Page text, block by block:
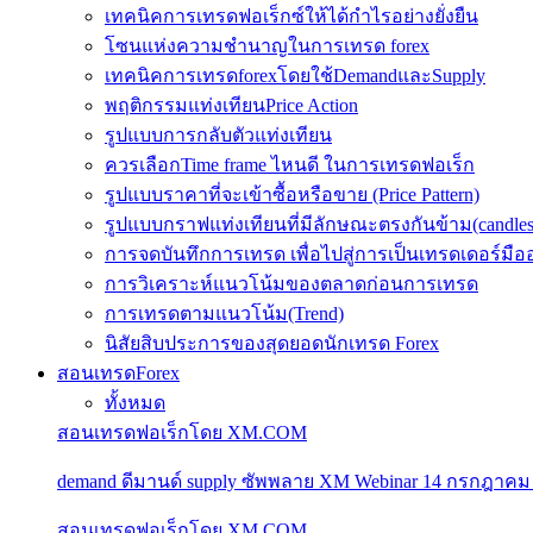
เทคนิคการเทรดฟอเร็กซ์ให้ได้กำไรอย่างยั่งยืน
โซนแห่งความชำนาญในการเทรด forex
เทคนิคการเทรดforexโดยใช้DemandและSupply
พฤติกรรมแท่งเทียนPrice Action
รูปแบบการกลับตัวแท่งเทียน
ควรเลือกTime frame ไหนดี ในการเทรดฟอเร็ก
รูปแบบราคาที่จะเข้าซื้อหรือขาย (Price Pattern)
รูปแบบกราฟแท่งเทียนที่มีลักษณะตรงกันข้าม
การจดบันทึกการเทรด เพื่อไปสู่การเป็นเทรดเดอร์มื
การวิเคราะห์แนวโน้มของตลาดก่อนการเทรด
การเทรดตามแนวโน้ม(Trend)
นิสัยสิบประการของสุดยอดนักเทรด Forex
สอนเทรดForex
ทั้งหมด
สอนเทรดฟอเร็กโดย XM.COM
demand ดีมานด์ supply ซัพพลาย XM Webinar 14 กรกฎาคม